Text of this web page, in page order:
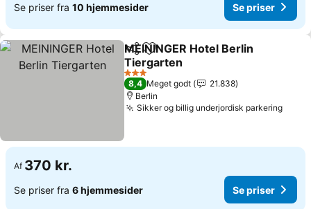
Se priser fra 10 hjemmesider Se priser
Del Føj til favoritter
MEININGER Hotel Berlin
Tiergarten
3 Stjerner
8,4 Meget godt
21.838
Berlin
Sikker og billig underjordisk parkering
Af 370 kr.
Se priser fra 6 hjemmesider Se priser